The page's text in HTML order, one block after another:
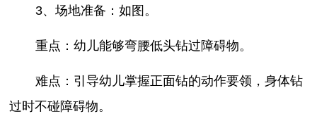
3、场地准备：如图。
重点：幼儿能够弯腰低头钻过障碍物。
难点：引导幼儿掌握正面钻的动作要领，身体钻
过时不碰障碍物。